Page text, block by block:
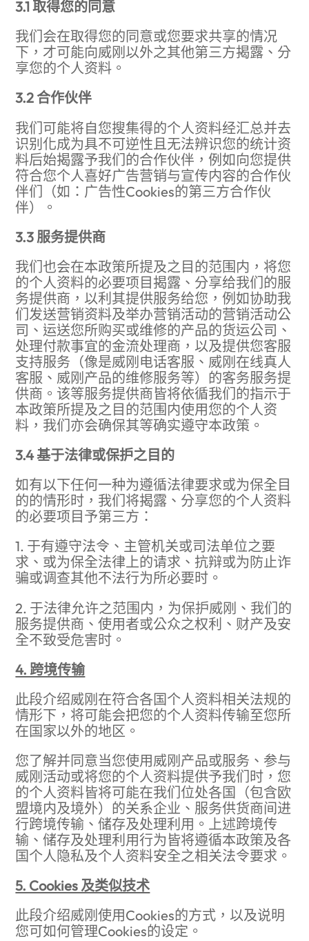
3.1 取得您的同意
我们会在取得您的同意或您要求共享的情况
下，才可能向威刚以外之其他第三方揭露、分
享您的个人资料。
3.2 合作伙伴
我们可能将自您搜集得的个人资料经汇总并去
识别化成为具不可逆性且无法辨识您的统计资
料后始揭露予我们的合作伙伴，例如向您提供
符合您个人喜好广告营销与宣传内容的合作伙
伴们（如：广告性Cookies的第三方合作伙
伴）。
3.3 服务提供商
我们也会在本政策所提及之目的范围内，将您
的个人资料的必要项目揭露、分享给我们的服
务提供商，以利其提供服务给您，例如协助我
们发送营销资料及举办营销活动的营销活动公
司、运送您所购买或维修的产品的货运公司、
处理付款事宜的金流处理商，以及提供您客服
支持服务（像是威刚电话客服、威刚在线真人
客服、威刚产品的维修服务等）的客务服务提
供商。该等服务提供商皆将依循我们的指示于
本政策所提及之目的范围内使用您的个人资
料，我们亦会确保其等确实遵守本政策。
3.4 基于法律或保护之目的
如有以下任何一种为遵循法律要求或为保全目
的的情形时，我们将揭露、分享您的个人资料
的必要项目予第三方：
1. 于有遵守法令、主管机关或司法单位之要
求、或为保全法律上的请求、抗辩或为防止诈
骗或调查其他不法行为所必要时。
2. 于法律允许之范围内，为保护威刚、我们的
服务提供商、使用者或公众之权利、财产及安
全不致受危害时。
4. 跨境传输
此段介绍威刚在符合各国个人资料相关法规的
情形下，将可能会把您的个人资料传输至您所
在国家以外的地区。
您了解并同意当您使用威刚产品或服务、参与
威刚活动或将您的个人资料提供予我们时，您
的个人资料皆将可能在我们位处各国（包含欧
盟境内及境外）的关系企业、服务供货商间进
行跨境传输、储存及处理利用。上述跨境传
输、储存及处理利用行为皆将遵循本政策及各
国个人隐私及个人资料安全之相关法令要求。
5. Cookies 及类似技术
此段介绍威刚使用Cookies的方式，以及说明
您可如何管理Cookies的设定。